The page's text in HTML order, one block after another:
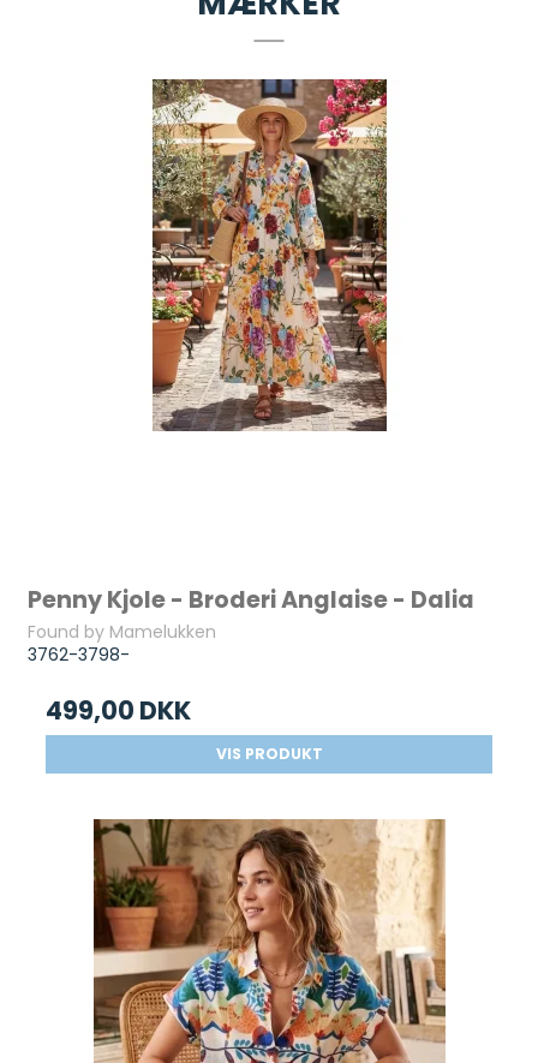
Penny Kjole - Broderi Anglaise - Dalia
Found by Mamelukken
3762-3798-
499,00 DKK
VIS PRODUKT